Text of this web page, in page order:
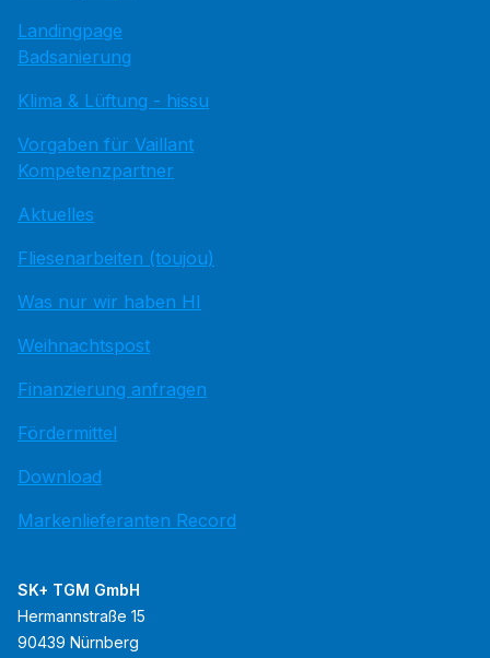
Landingpage
Badsanierung
Klima & Lüftung - hissu
Vorgaben für Vaillant
Kompetenzpartner
Aktuelles
Fliesenarbeiten (toujou)
Was nur wir haben HI
Weihnachtspost
Finanzierung anfragen
Fördermittel
Download
Markenlieferanten Record
SK+ TGM GmbH
Hermannstraße 15
90439 Nürnberg